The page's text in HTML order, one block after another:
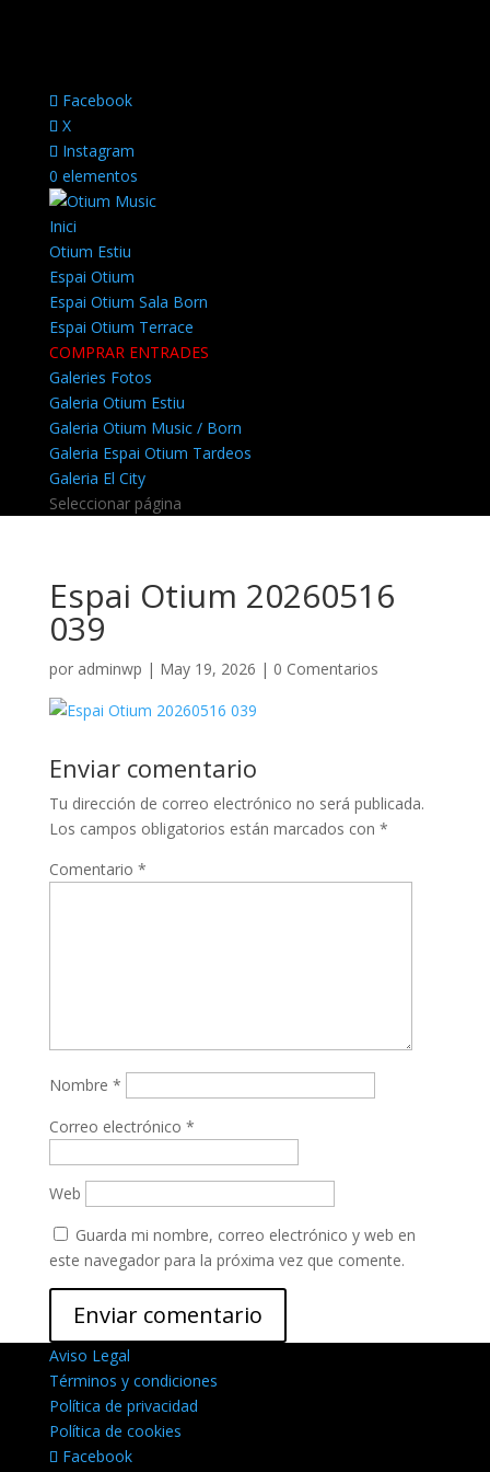
Facebook
X
Instagram
0 elementos
Inici
Otium Estiu
Espai Otium
Espai Otium Sala Born
Espai Otium Terrace
COMPRAR ENTRADES
Galeries Fotos
Galeria Otium Estiu
Galeria Otium Music / Born
Galeria Espai Otium Tardeos
Galeria El City
Seleccionar página
Espai Otium 20260516
039
por adminwp | May 19, 2026 | 0 Comentarios
Enviar comentario
Tu dirección de correo electrónico no será publicada.
Los campos obligatorios están marcados con *
Comentario *
Nombre *
Correo electrónico *
Web
Guarda mi nombre, correo electrónico y web en
este navegador para la próxima vez que comente.
Aviso Legal
Términos y condiciones
Política de privacidad
Política de cookies
Facebook